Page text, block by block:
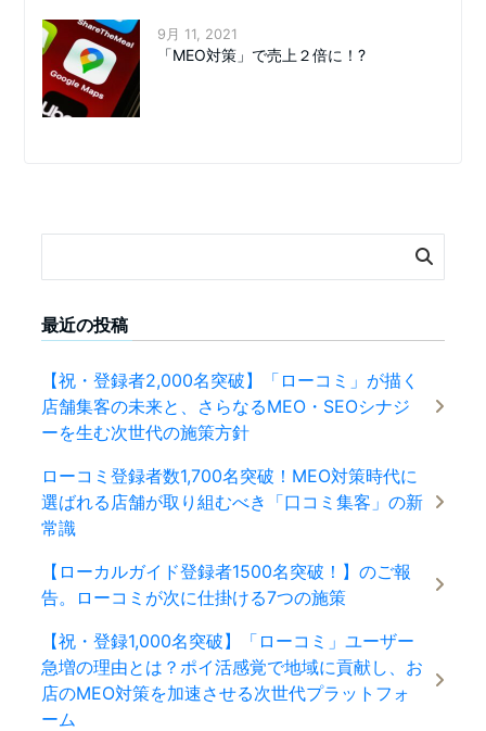
9月 11, 2021
「MEO対策」で売上２倍に！?
最近の投稿
【祝・登録者2,000名突破】「ローコミ」が描く
店舗集客の未来と、さらなるMEO・SEOシナジ
ーを生む次世代の施策方針
ローコミ登録者数1,700名突破！MEO対策時代に
選ばれる店舗が取り組むべき「口コミ集客」の新
常識
【ローカルガイド登録者1500名突破！】のご報
告。ローコミが次に仕掛ける7つの施策
【祝・登録1,000名突破】「ローコミ」ユーザー
急増の理由とは？ポイ活感覚で地域に貢献し、お
店のMEO対策を加速させる次世代プラットフォ
ーム